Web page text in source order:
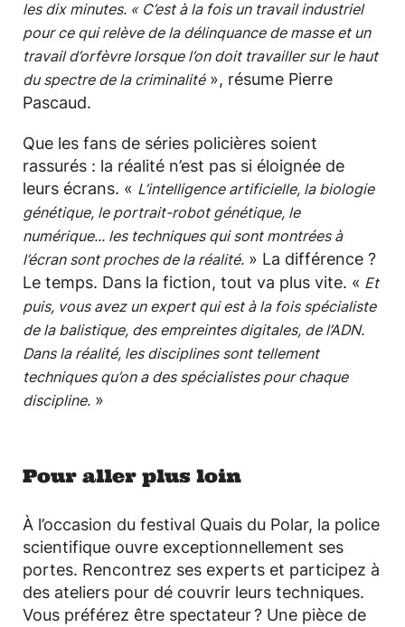
les dix minutes. « C’est à la fois un travail industriel
pour ce qui relève de la délinquance de masse et un
travail d’orfèvre lorsque l’on doit travailler sur le haut
du spectre de la criminalité», résume Pierre
Pascaud.
Que les fans de séries policières soient
rassurés : la réalité n’est pas si éloignée de
leurs écrans. « L’intelligence artificielle, la biologie
génétique, le portrait-robot génétique, le
numérique... les techniques qui sont montrées à
l’écran sont proches de la réalité. » La différence ?
Le temps. Dans la fiction, tout va plus vite. « Et
puis, vous avez un expert qui est à la fois spécialiste
de la balistique, des empreintes digitales, de l’ADN.
Dans la réalité, les disciplines sont tellement
techniques qu’on a des spécialistes pour chaque
discipline. »
Pour aller plus loin
À l’occasion du festival Quais du Polar, la police
scientifique ouvre exceptionnellement ses
portes. Rencontrez ses experts et participez à
des ateliers pour dé couvrir leurs techniques.
Vous préférez être spectateur ? Une pièce de